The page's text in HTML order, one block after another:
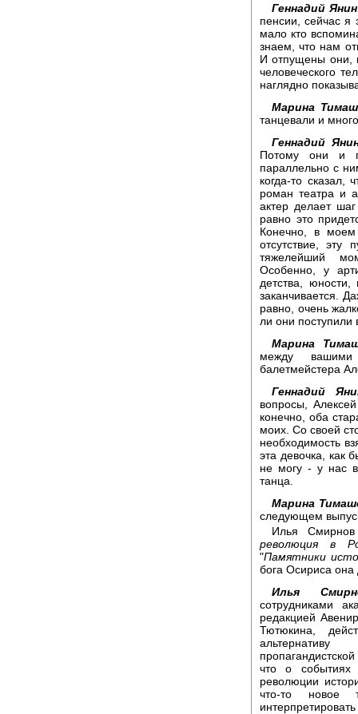
Геннадий
пенсии, сейчас я
мало кто
знаем, что нам
И отпущены они,
человеческого
наглядно
Марина
танцевали и
Геннадий
Потому они и
параллельно с
когда-то сказал,
роман театра и
актер делает
равно это
Конечно, в
отсутствие, эту
тяжелейший
Особенно, у
детства,
заканчивается.
равно, очень
ли они поступили
Марина
между вашими
балетмейстера
Геннадий
вопросы,
конечно, оба
моих. Со своей
необходимость
эта девочка, как
не могу - у нас
танца.
Марина
следующем
Илья
революция в
"Памятники
бога Осириса она
Илья
сотрудниками
редакцией
Тютюкина,
альтернативу
что о
революции
что-то новое
интерпретировать